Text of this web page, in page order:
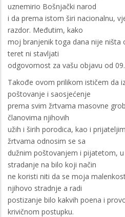
uznemirio Bošnjački narod
i da prema istom širi nacionalnu,
razdor. Međutim, kako
moj branjenik toga dana nije ništa
teret ni stavljati
odgovornost za vašu objavu od
Takođe ovom prilikom ističem da
poštovanje i saosjećenje
prema svim žrtvama masovne
članovima njihovih
užih i širih porodica, kao i
žrtvama odnosim se sa
dužnim poštovanjem i pijatetom,
stradanje na bilo koji način
ne koristi niti da se moja
njihovo stradnje a radi
postizanje bilo kakvih poena i
krivičnom postupku.